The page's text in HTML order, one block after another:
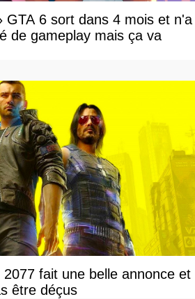
GTA 6 sort dans 4 mois et n'a
de gameplay mais ça va
fait une belle annonce et
être déçus